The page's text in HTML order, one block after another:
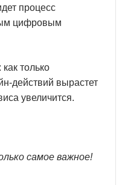
процесс
цифровым
только
действий вырастет
увеличится.
самое важное!